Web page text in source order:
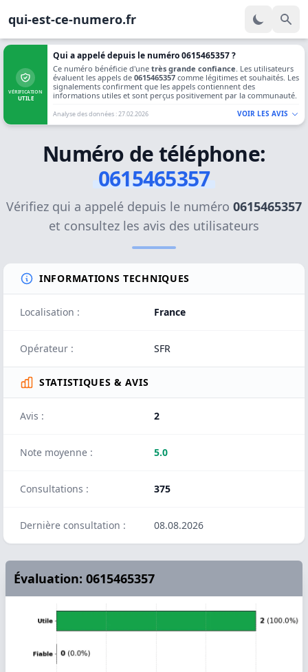
qui-est-ce-numero.fr
VÉRIFICATION
UTILE
Qui a appelé depuis le numéro 0615465357 ?
Ce numéro bénéficie d'une très grande confiance. Les utilisateurs
évaluent les appels de 0615465357 comme légitimes et souhaités. Les
signalements confirment que les appels contiennent des
informations utiles et sont perçus positivement par la communauté.
Analyse des données : 27.02.2026 VOIR LES AVIS
Numéro de téléphone:
0615465357
Vérifiez qui a appelé depuis le numéro 0615465357
et consultez les avis des utilisateurs
INFORMATIONS TECHNIQUES
Localisation : France
Opérateur : SFR
STATISTIQUES & AVIS
Avis : 2
Note moyenne : 5.0
Consultations : 375
Dernière consultation : 08.08.2026
Évaluation: 0615465357